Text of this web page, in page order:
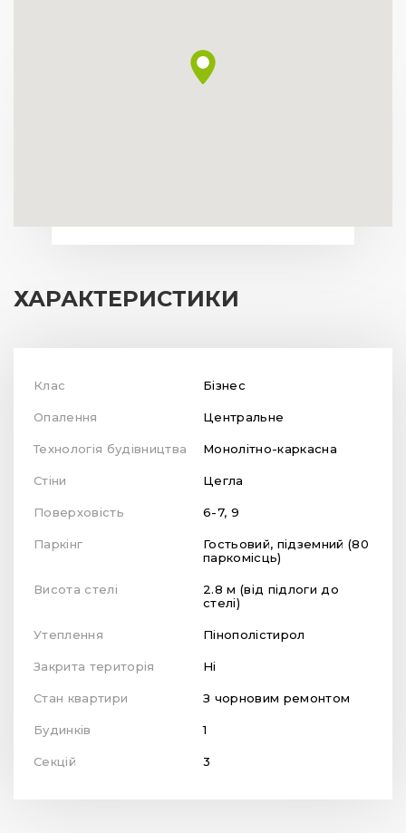
ХАРАКТЕРИСТИКИ
Клас Бізнес
Опалення Центральне
Технологія будівництва Монолітно-каркасна
Стіни Цегла
Поверховість 6-7, 9
Паркінг
Гостьовий, підземний (80
паркомісць)
Висота стелі
2.8 м (від підлоги до
стелі)
Утеплення Пінополістирол
Закрита територія Ні
Стан квартири З чорновим ремонтом
Будинків 1
Секцій 3